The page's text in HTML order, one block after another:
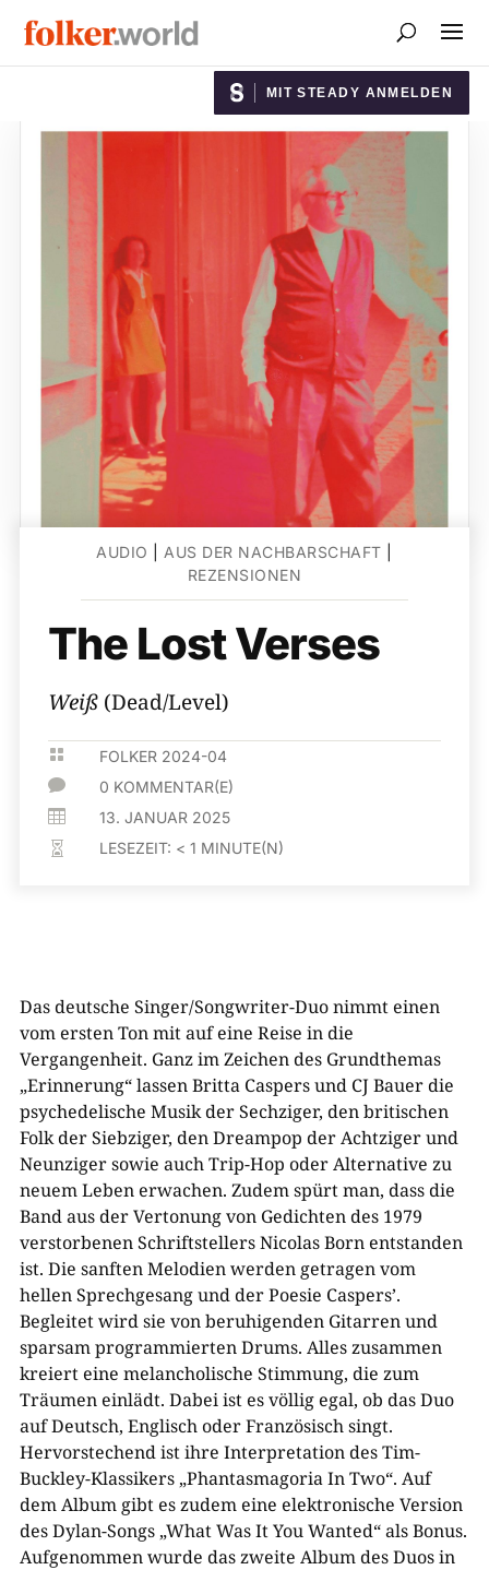
MIT STEADY ANMELDEN
AUDIO AUS DER NACHBARSCHAFT
REZENSIONEN
The Lost Verses
Weiß (Dead/Level)
 FOLKER 2024-04
 0 KOMMENTAR(E)
 13. JANUAR 2025
 LESEZEIT: < 1 MINUTE(N)
Das deutsche Singer/Songwriter-Duo nimmt einen
vom ersten Ton mit auf eine Reise in die
Vergangenheit. Ganz im Zeichen des Grundthemas
„Erinnerung“ lassen Britta Caspers und CJ Bauer die
psychedelische Musik der Sechziger, den britischen
Folk der Siebziger, den Dreampop der Achtziger und
Neunziger sowie auch Trip-Hop oder Alternative zu
neuem Leben erwachen. Zudem spürt man, dass die
Band aus der Vertonung von Gedichten des 1979
verstorbenen Schriftstellers Nicolas Born entstanden
ist. Die sanften Melodien werden getragen vom
hellen Sprechgesang und der Poesie Caspers’.
Begleitet wird sie von beruhigenden Gitarren und
sparsam programmierten Drums. Alles zusammen
kreiert eine melancholische Stimmung, die zum
Träumen einlädt. Dabei ist es völlig egal, ob das Duo
auf Deutsch, Englisch oder Französisch singt.
Hervorstechend ist ihre Interpretation des Tim-
Buckley-Klassikers „Phantasmagoria In Two“. Auf
dem Album gibt es zudem eine elektronische Version
des Dylan-Songs „What Was It You Wanted“ als Bonus.
Aufgenommen wurde das zweite Album des Duos in